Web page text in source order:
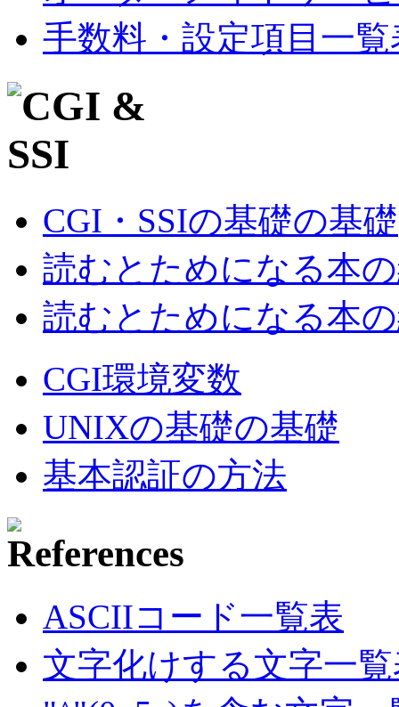
手数料・設定項目一覧
CGI・SSIの基礎の基礎
読むとためになる本
読むとためになる本
CGI環境変数
UNIXの基礎の基礎
基本認証の方法
ASCIIコード一覧表
文字化けする文字一